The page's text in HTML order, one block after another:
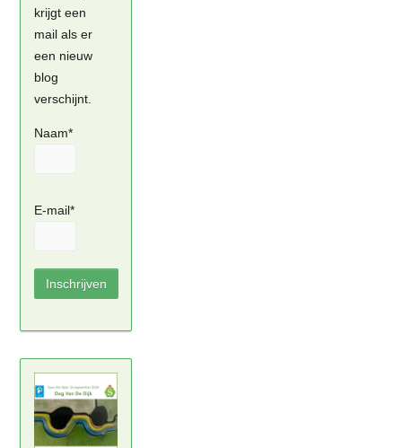
krijgt een
mail als er
een nieuw
blog
verschijnt.
Naam*
E-mail*